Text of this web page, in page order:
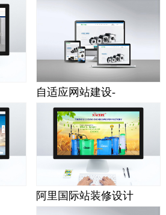
自适应网站建设-
阿里国际站装修设计